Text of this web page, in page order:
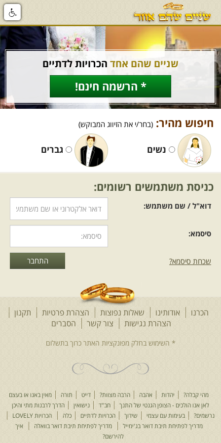
שניים שהם אחד הכרויות לדתיים
* הרשמה חינם!
חיפוש מהיר: (בחר/י את הזיווג המבוקש)
נשים גברים
כניסת משתמשים רשומים:
דוא"ל / שם משתמש:
סיסמא:
שכחת סיסמא?
הכרנו אודותינו שאלות נפוצות הצהרת פרטיות
תקנון
הצהרת נגישות
צור קשר הסברים
מהי קבלה? יהדות אהבה הרבה מצוות? דייט תורה
מאין באנו או בעצם
לאן אנו הולכים - הצופן הגנטי של התנך
חב"ד נישואין
הדרך לרבנות מתי והיכן
נרשמים?
בעימות עם עצמי שידוך הכרויות לדתיים כלה
הכרויות LOVELY
מדריך לפתיחת תיבת דואר בג'ימייל
מדריך לפתיחת תיבת דואר בוואלה
איך
להירשם?